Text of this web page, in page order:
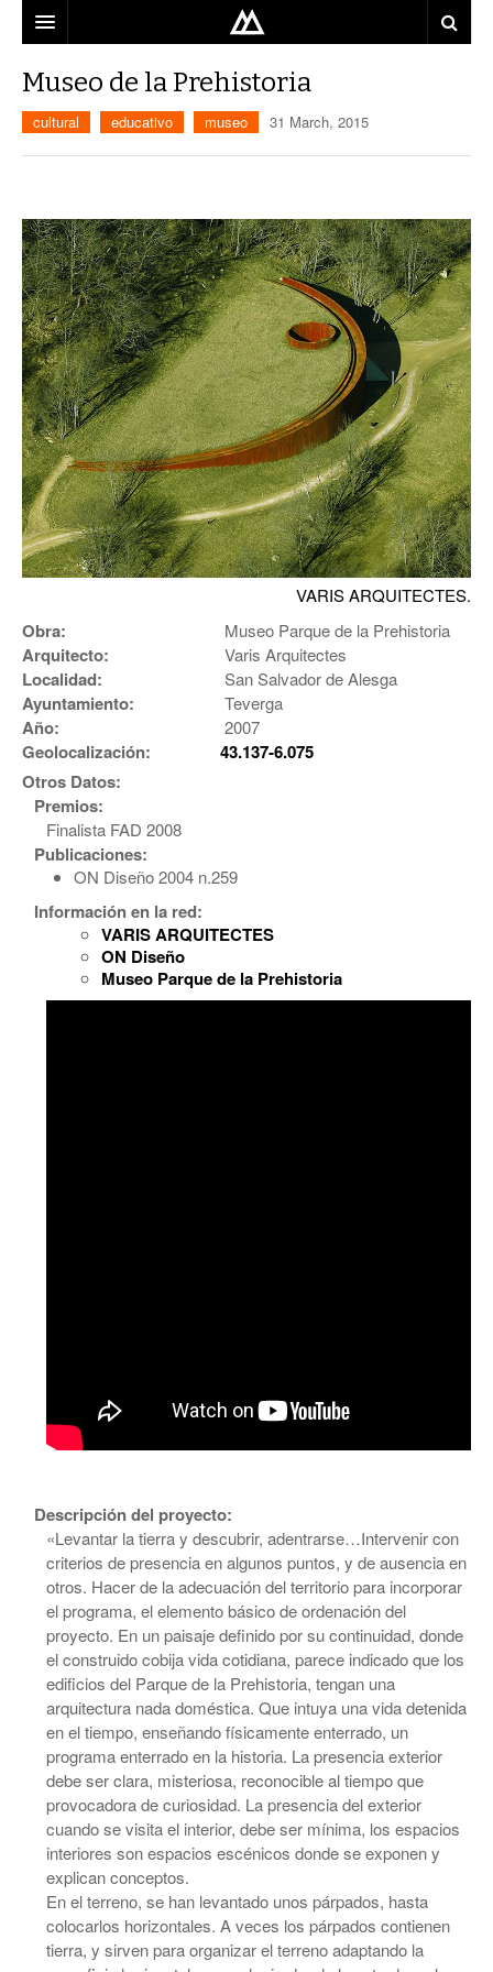
LOCALIZACIÓN
MAPA
EQUIPO
BLOG
CONTACTO
Museo de la Prehistoria
cultural educativo museo 31 March, 2015
VARIS ARQUITECTES.
Obra: Museo Parque de la Prehistoria
Arquitecto: Varis Arquitectes
Localidad: San Salvador de Alesga
Ayuntamiento: Teverga
Año: 2007
Geolocalización:
43.137-6.075
Otros Datos:
Premios:
Finalista FAD 2008
Publicaciones:
ON Diseño 2004 n.259
Información en la red:
VARIS ARQUITECTES
ON Diseño
Museo Parque de la Prehistoria
Descripción del proyecto:
«Levantar la tierra y descubrir, adentrarse…Intervenir con
criterios de presencia en algunos puntos, y de ausencia en
otros. Hacer de la adecuación del territorio para incorporar
el programa, el elemento básico de ordenación del
proyecto. En un paisaje definido por su continuidad, donde
el construido cobija vida cotidiana, parece indicado que los
edificios del Parque de la Prehistoria, tengan una
arquitectura nada doméstica. Que intuya una vida detenida
en el tiempo, enseñando físicamente enterrado, un
programa enterrado en la historia. La presencia exterior
debe ser clara, misteriosa, reconocible al tiempo que
provocadora de curiosidad. La presencia del exterior
cuando se visita el interior, debe ser mínima, los espacios
interiores son espacios escénicos donde se exponen y
explican conceptos.
En el terreno, se han levantado unos párpados, hasta
colocarlos horizontales. A veces los párpados contienen
tierra, y sirven para organizar el terreno adaptando la